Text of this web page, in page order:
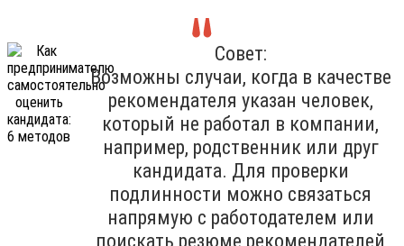
Совет:
Возможны случаи, когда в качестве
рекомендателя указан человек,
который не работал в компании,
например, родственник или друг
кандидата. Для проверки
подлинности можно связаться
напрямую с работодателем или
поискать резюме рекомендателей